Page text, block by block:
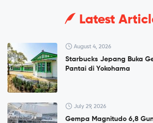
Latest
August 4, 2026
Starbucks Jepang Buka
Pantai di Yokohama
July 29, 2026
Gempa Magnitudo 6,8